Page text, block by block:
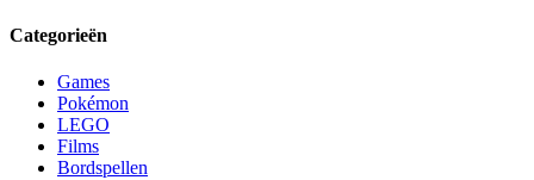
Categorieën
Games
Pokémon
LEGO
Films
Bordspellen